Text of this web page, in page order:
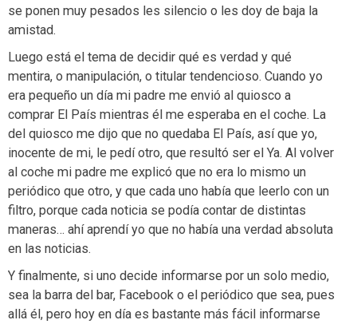
se ponen muy pesados les silencio o les doy de baja la
amistad.
Luego está el tema de decidir qué es verdad y qué
mentira, o manipulación, o titular tendencioso. Cuando yo
era pequeño un día mi padre me envió al quiosco a
comprar El País mientras él me esperaba en el coche. La
del quiosco me dijo que no quedaba El País, así que yo,
inocente de mi, le pedí otro, que resultó ser el Ya. Al volver
al coche mi padre me explicó que no era lo mismo un
periódico que otro, y que cada uno había que leerlo con un
filtro, porque cada noticia se podía contar de distintas
maneras… ahí aprendí yo que no había una verdad absoluta
en las noticias.
Y finalmente, si uno decide informarse por un solo medio,
sea la barra del bar, Facebook o el periódico que sea, pues
allá él, pero hoy en día es bastante más fácil informarse